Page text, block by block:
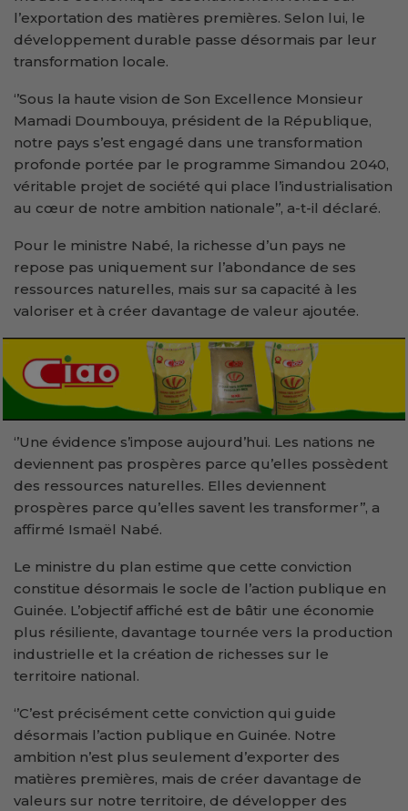
l’exportation des matières premières. Selon lui, le
développement durable passe désormais par leur
transformation locale.
‘’Sous la haute vision de Son Excellence Monsieur
Mamadi Doumbouya, président de la République,
notre pays s’est engagé dans une transformation
profonde portée par le programme Simandou 2040,
véritable projet de société qui place l’industrialisation
au cœur de notre ambition nationale’’, a-t-il déclaré.
Pour le ministre Nabé, la richesse d’un pays ne
repose pas uniquement sur l’abondance de ses
ressources naturelles, mais sur sa capacité à les
valoriser et à créer davantage de valeur ajoutée.
‘’Une évidence s’impose aujourd’hui. Les nations ne
deviennent pas prospères parce qu’elles possèdent
des ressources naturelles. Elles deviennent
prospères parce qu’elles savent les transformer’’, a
affirmé Ismaël Nabé.
Le ministre du plan estime que cette conviction
constitue désormais le socle de l’action publique en
Guinée. L’objectif affiché est de bâtir une économie
plus résiliente, davantage tournée vers la production
industrielle et la création de richesses sur le
territoire national.
‘’C’est précisément cette conviction qui guide
désormais l’action publique en Guinée. Notre
ambition n’est plus seulement d’exporter des
matières premières, mais de créer davantage de
valeurs sur notre territoire, de développer des